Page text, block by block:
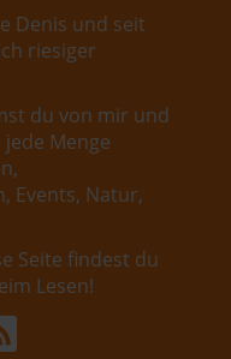
Denis und seit
riesiger
du von mir und
Menge
Events, Natur,
Seite findest du
Lesen!